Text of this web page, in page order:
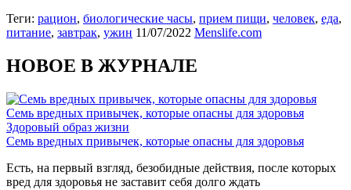
Теги: рацион, биологические часы, прием пищи, человек, еда,
питание, завтрак, ужин 11/07/2022 Menslife.com
НОВОЕ В ЖУРНАЛЕ
Семь вредных привычек, которые опасны для здоровья
Здоровый образ жизни
Семь вредных привычек, которые опасны для здоровья
Есть, на первый взгляд, безобидные действия, после которых
вред для здоровья не заставит себя долго ждать